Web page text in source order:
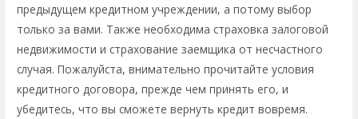
предыдущем кредитном учреждении, а потому выбор
только за вами. Также необходима страховка залоговой
недвижимости и страхование заемщика от несчастного
случая. Пожалуйста, внимательно прочитайте условия
кредитного договора, прежде чем принять его, и
убедитесь, что вы сможете вернуть кредит вовремя.